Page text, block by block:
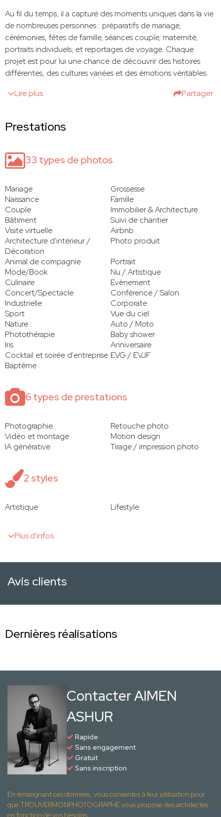
Au fil du temps, il a capturé des moments uniques dans la vie
de nombreuses personnes : préparatifs de mariage,
cérémonies, fêtes de famille, séances couple, maternité,
portraits individuels, et reportages de voyage. Chaque
projet est pour lui une chance de découvrir des histoires
différentes, des cultures variées et des émotions véritables.
Lire plus
Partager
Prestations
33 types de photos
Mariage
Grossesse
Naissance
Famille
Couple
Immobilier & Architecture
Bâtiment
Suivi de chantier
Visite virtuelle
Airbnb
Architecture d'intérieur /
Décoration
Photo produit
Animal de compagnie
Portrait
Mode/Book
Nu / Artistique
Culinaire
Evènement
Concert/Spectacle
Conférence / Salon
Industrielle
Corporate
Sport
Vue du ciel
Nature
Auto / Moto
Photothérapie
Baby shower
Iris
Anniversaire
Cocktail et soirée d'entreprise EVG / EVJF
Baptême
6 types de prestations
Photographie
Retouche photo
Vidéo et montage
Motion design
IA générative
Tirage / impression photo
2 styles
Artistique Lifestyle
Plus d'infos
Avis clients
Dernières réalisations
Contacter AIMEN
ASHUR
Rapide
Sans engagement
Gratuit
Sans inscription
En renseignant ces données, vous consentez à leur utilisation pour
que TROUVERMONPHOTOGRAPHE vous propose des architectes
en fonction de vos besoins.